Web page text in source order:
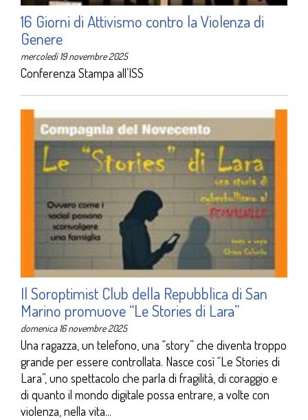
16 Giorni di Attivismo contro la Violenza di
Genere
mercoledì 19 novembre 2025
Conferenza Stampa all’ISS
Il Soroptimist Club della Repubblica di San
Marino promuove “Le Stories di Lara”
domenica 16 novembre 2025
Una ragazza, un telefono, una “story” che diventa troppo
grande per essere controllata. Nasce così “Le Stories di
Lara”, uno spettacolo che parla di fragilità, di coraggio e
di quanto il mondo digitale possa entrare, a volte con
violenza, nella vita...